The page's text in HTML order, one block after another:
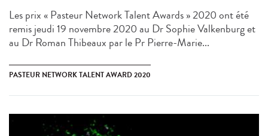
Les prix « Pasteur Network Talent Awards » 2020 ont été
remis jeudi 19 novembre 2020 au Dr Sophie Valkenburg et
au Dr Roman Thibeaux par le Pr Pierre-Marie...
PASTEUR NETWORK TALENT AWARD 2020